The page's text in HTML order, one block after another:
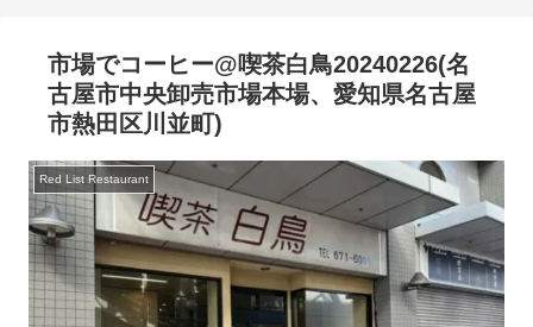
市場でコーヒー@喫茶白鳥20240226(名
古屋市中央卸売市場本場、愛知県名古屋
市熱田区川並町)
Red List Restaurant